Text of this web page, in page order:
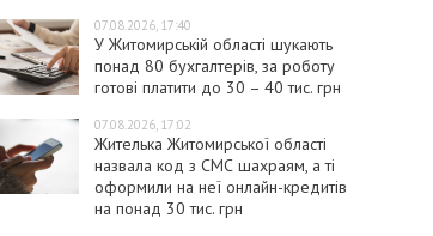
07.08.2026, 17:40
У Житомирській області шукають
понад 80 бухгалтерів, за роботу
готові платити до 30 – 40 тис. грн
07.08.2026, 17:02
Жителька Житомирської області
назвала код з СМС шахраям, а ті
оформили на неї онлайн-кредитів
на понад 30 тис. грн